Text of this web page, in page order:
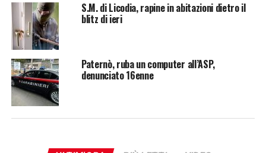
S.M. di Licodia, rapine in abitazioni dietro il
blitz di ieri
Paternò, ruba un computer all’ASP,
denunciato 16enne